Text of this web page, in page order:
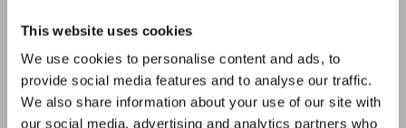
This website uses cookies
We use cookies to personalise content and ads, to
provide social media features and to analyse our traffic.
We also share information about your use of our site with
our social media, advertising and analytics partners who
forskellige teknologiske scenarier i
forhold til hvordan CO2
infrastrukturen bedst indrettes og
optimeres, både